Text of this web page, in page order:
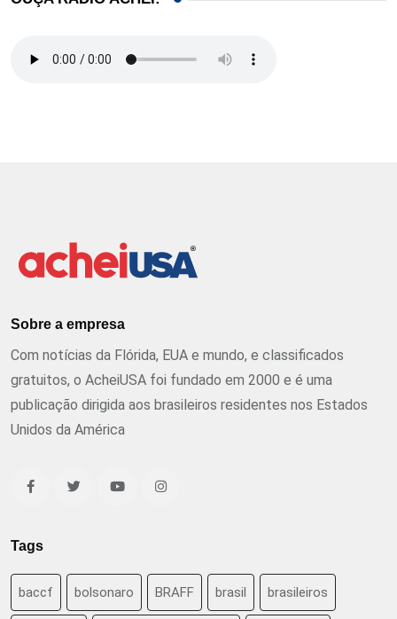
Sobre a empresa
Com notícias da Flórida, EUA e mundo, e classificados
gratuitos, o AcheiUSA foi fundado em 2000 e é uma
publicação dirigida aos brasileiros residentes nos Estados
Unidos da América
Tags
baccf bolsonaro BRAFF brasil brasileiros